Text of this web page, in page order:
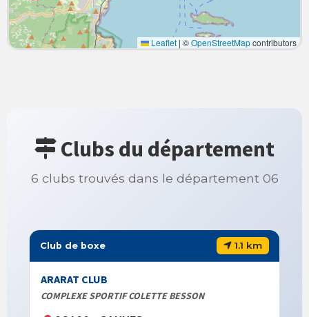
Leaflet | ©OpenStreetMapcontributors
Clubs du département
6 clubs trouvés dans le département 06
Club de boxe 1.1 km
ARARAT CLUB
COMPLEXE SPORTIF COLETTE BESSON